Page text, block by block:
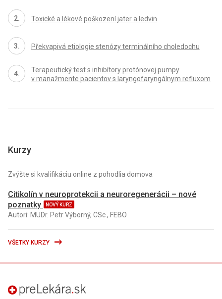
Toxické a lékové poškození jater a ledvin
Překvapivá etiologie stenózy terminálního choledochu
Terapeutický test s inhibítory protónovej pumpy
v manažmente pa­cientov s laryngofaryngálnym refluxom
Kurzy
Zvýšte si kvalifikáciu online z pohodlia domova
Citikolín v neuroprotekcii a neuroregenerácii – nové
poznatky
NOVÝ KURZ
Autori: MUDr. Petr Výborný, CSc., FEBO
VŠETKY KURZY
preLekára.sk